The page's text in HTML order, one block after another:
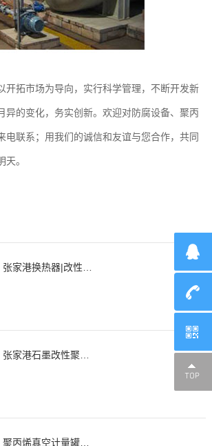
开拓市场为导向，实行科学管理，不断开发新
异的变化，务实创新。欢迎对防腐设备、聚丙
电联系；用我们的诚信和友谊与您合作，共同
。
聚丙烯真空计量罐、缓冲罐、高位槽